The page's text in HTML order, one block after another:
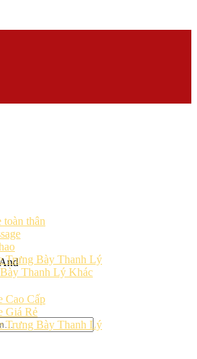
toàn thân
Trưng Bày Thanh Lý
Thanh Lý Khác
Cao Cấp
Giá Rẻ
Trưng Bày Thanh Lý